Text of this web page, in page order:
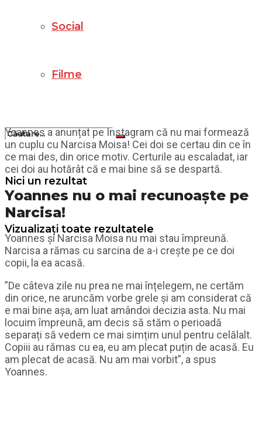
Social
Filme
Nici un rezultat
Vizualizați toate rezultatele
Yoannes a anunțat pe Instagram că nu mai formează
un cuplu cu Narcisa Moisa! Cei doi se certau din ce în
ce mai des, din orice motiv. Certurile au escaladat, iar
cei doi au hotărât că e mai bine să se despartă.
Yoannes nu o mai recunoaște pe
Narcisa!
Yoannes și Narcisa Moisa nu mai stau împreună.
Narcisa a rămas cu sarcina de a-i crește pe ce doi
copii, la ea acasă.
”De câteva zile nu prea ne mai înțelegem, ne certăm
din orice, ne aruncăm vorbe grele și am considerat că
e mai bine așa, am luat amândoi decizia asta. Nu mai
locuim împreună, am decis să stăm o perioadă
separați să vedem ce mai simțim unul pentru celălalt.
Copiii au rămas cu ea, eu am plecat puțin de acasă. Eu
am plecat de acasă. Nu am mai vorbit”, a spus
Yoannes.